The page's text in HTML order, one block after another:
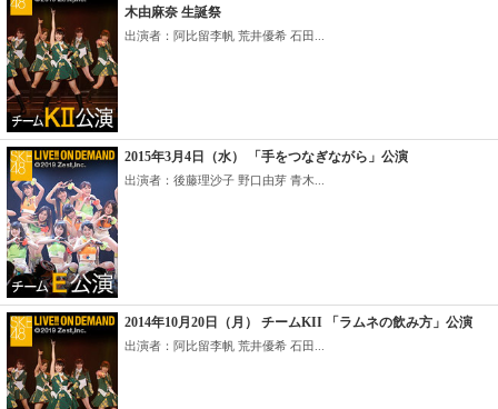
木由麻奈 生誕祭
出演者：阿比留李帆 荒井優希 石田...
2015年3月4日（水） 「手をつなぎながら」公演
出演者：後藤理沙子 野口由芽 青木...
2014年10月20日（月） チームKII 「ラムネの飲み方」公演
出演者：阿比留李帆 荒井優希 石田...